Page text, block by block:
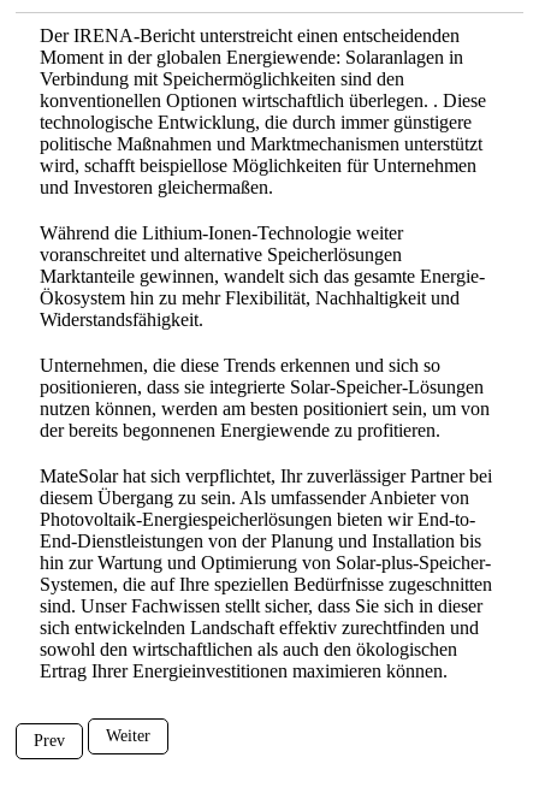
Der IRENA-Bericht unterstreicht einen entscheidenden
Moment in der globalen Energiewende: Solaranlagen in
Verbindung mit Speichermöglichkeiten sind den
konventionellen Optionen wirtschaftlich überlegen. . Diese
technologische Entwicklung, die durch immer günstigere
politische Maßnahmen und Marktmechanismen unterstützt
wird, schafft beispiellose Möglichkeiten für Unternehmen
und Investoren gleichermaßen.
Während die Lithium-Ionen-Technologie weiter
voranschreitet und alternative Speicherlösungen
Marktanteile gewinnen, wandelt sich das gesamte Energie-
Ökosystem hin zu mehr Flexibilität, Nachhaltigkeit und
Widerstandsfähigkeit.
Unternehmen, die diese Trends erkennen und sich so
positionieren, dass sie integrierte Solar-Speicher-Lösungen
nutzen können, werden am besten positioniert sein, um von
der bereits begonnenen Energiewende zu profitieren.
MateSolar hat sich verpflichtet, Ihr zuverlässiger Partner bei
diesem Übergang zu sein. Als umfassender Anbieter von
Photovoltaik-Energiespeicherlösungen bieten wir End-to-
End-Dienstleistungen von der Planung und Installation bis
hin zur Wartung und Optimierung von Solar-plus-Speicher-
Systemen, die auf Ihre speziellen Bedürfnisse zugeschnitten
sind. Unser Fachwissen stellt sicher, dass Sie sich in dieser
sich entwickelnden Landschaft effektiv zurechtfinden und
sowohl den wirtschaftlichen als auch den ökologischen
Ertrag Ihrer Energieinvestitionen maximieren können.
Prev Weiter